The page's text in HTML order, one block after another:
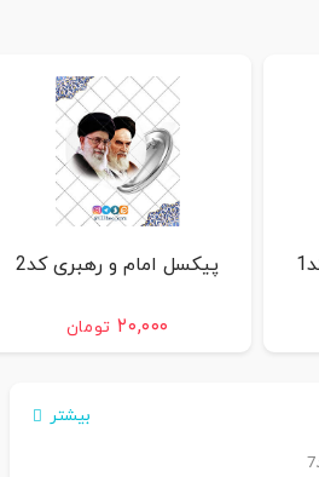
پیکسل امام و رهبری کد2
۲۰,۰۰۰ تومان
بیشتر